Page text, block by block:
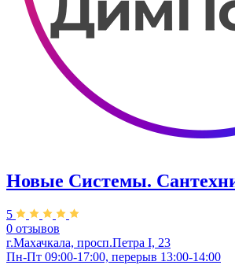
Новые Системы.
5
0 отзывов
г.Махачкала, просп.Петра I, 23
Пн-Пт 09:00-17:00, перерыв 13:00-14:00